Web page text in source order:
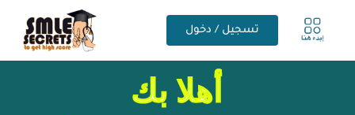
تسجيل / دخول
أهلا بك